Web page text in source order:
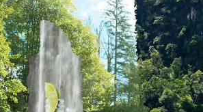
hacienda alakran ofrece
que fusiona sabores
en un ambiente
con una carta que incluye
costillas de black angus y
es el lugar ideal para
fría mientras se comparte